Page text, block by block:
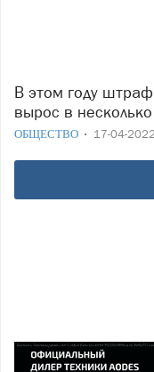
В этом году штраф для любителей зацепинга
вырос в
ОБЩЕСТВО 17-04-2022